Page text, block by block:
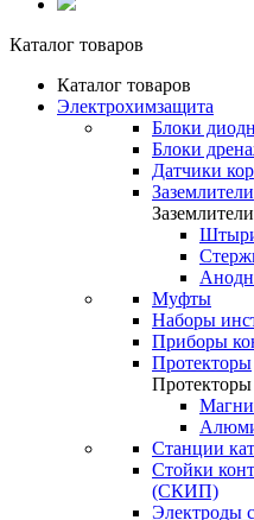
Каталог товаров
Каталог товаров
Электрохимзащита
Блоки
Блоки
Датчики
Заземлители
Заземлители
Штыри
Муфты
Наборы
Приборы
Протекторы
Протекторы
Станции
Стойки
(СКИП)
Электроды